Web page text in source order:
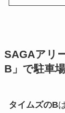
SAGAアリ
B」で駐車
タイムズのB